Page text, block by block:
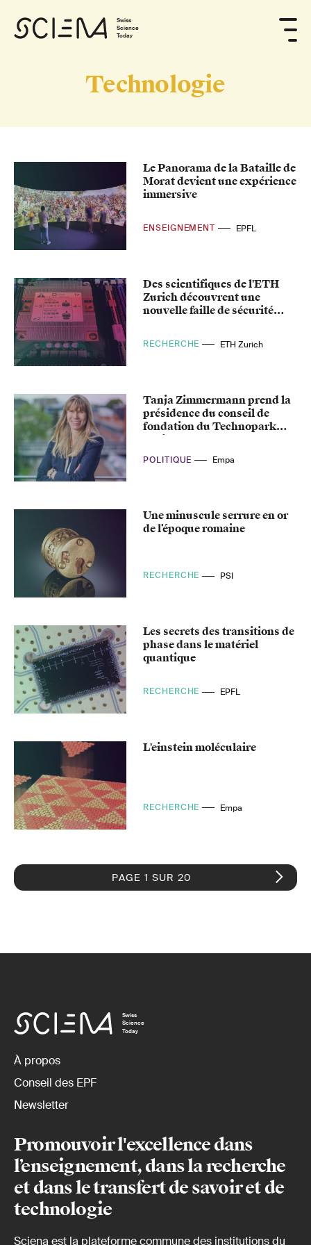
Swiss
Science
Today
Technologie
Le Panorama de la Bataille de
Morat devient une expérience
immersive
ENSEIGNEMENT EPFL
Des scientifiques de l'ETH
Zurich découvrent une
nouvelle faille de sécurité
RECHERCHE ETH Zurich
Tanja Zimmermann prend la
présidence du conseil de
fondation du Technopark
Zurich
POLITIQUE Empa
Une minuscule serrure en or
de l’époque romaine
RECHERCHE PSI
Les secrets des transitions de
phase dans le matériel
quantique
RECHERCHE EPFL
L'einstein moléculaire
RECHERCHE Empa
PAGE 1 SUR 20
Swiss
Science
Today
À propos
Conseil des EPF
Newsletter
Promouvoir l'excellence dans
l’enseignement, dans la recherche
et dans le transfert de savoir et de
technologie
Sciena est la plateforme commune des institutions du